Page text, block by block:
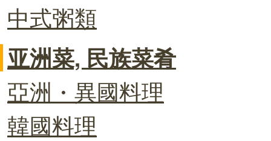
中式粥類
亚洲菜, 民族菜肴
亞洲・異國料理
韓國料理